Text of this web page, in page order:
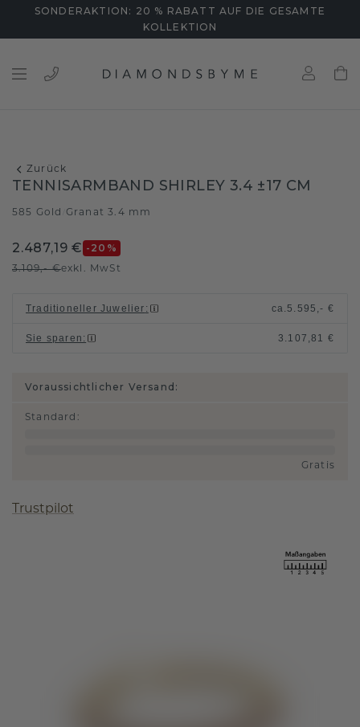
SONDERAKTION: 20 % RABATT AUF DIE GESAMTE
KOLLEKTION
Zurück
TENNISARMBAND SHIRLEY 3.4 ±17 CM
585 Gold Granat 3.4 mm
2.487,19 € -20 %
3.109,- €exkl. MwSt
Traditioneller Juwelier : ca.5.595,- €
Sie sparen : 3.107,81 €
Voraussichtlicher Versand:
Standard :
Gratis
Trustpilot